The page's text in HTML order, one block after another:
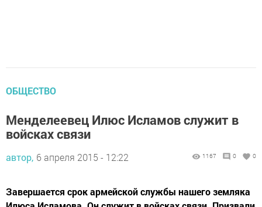
ОБЩЕСТВО
Менделеевец Илюс Исламов служит в
войсках связи
автор, 6 апреля 2015 - 12:22 1167 0 0
Завершается срок армейской службы нашего земляка